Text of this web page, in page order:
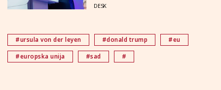
DESK
#ursula von der leyen #donald trump
#eu
#europska unija
#sad #